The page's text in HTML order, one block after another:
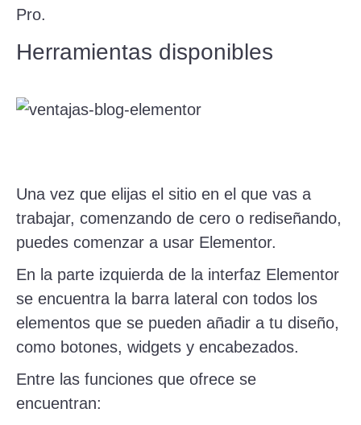
Pro.
Herramientas disponibles
Una vez que elijas el sitio en el que vas a
trabajar, comenzando de cero o rediseñando,
puedes comenzar a usar Elementor.
En la parte izquierda de la interfaz Elementor
se encuentra la barra lateral con todos los
elementos que se pueden añadir a tu diseño,
como botones, widgets y encabezados.
Entre las funciones que ofrece se
encuentran: